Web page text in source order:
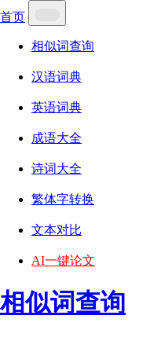
首页
相似词查询
汉语词典
英语词典
成语大全
诗词大全
繁体字转换
文本对比
AI一键论文
相似词查询